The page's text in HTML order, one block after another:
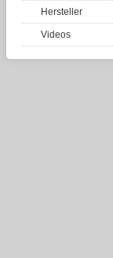
Hersteller
Videos